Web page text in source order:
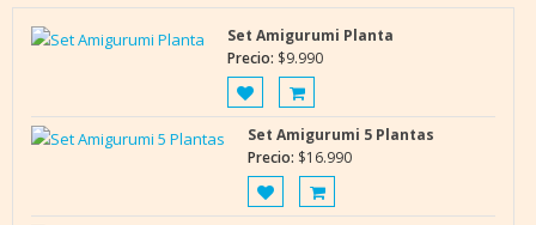
Set Amigurumi Planta
Precio: $9.990
Set Amigurumi 5 Plantas
Precio: $16.990